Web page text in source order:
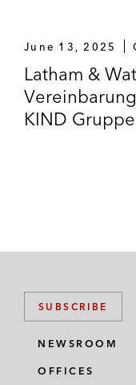
June 13, 2025
Latham &
KIND Gruppe
SUBSCRIBE
NEWSROOM
OFFICES